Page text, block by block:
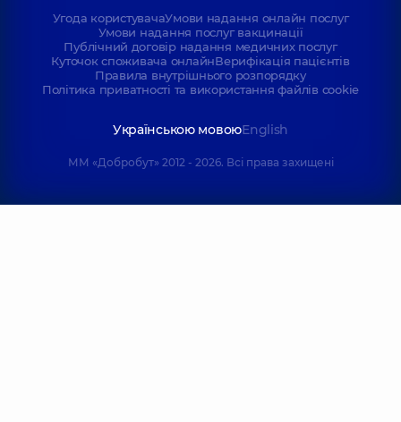
Угода користувачаУмови надання онлайн послуг
Умови надання послуг вакцинації
Публічний договір надання медичних послуг
Куточок споживача онлайнВерифікація пацієнтів
Правила внутрішнього розпорядку
Політика приватності та використання файлів cookie
Українською мовоюEnglish
ММ «Добробут» 2012 - 2026. Всі права захищені